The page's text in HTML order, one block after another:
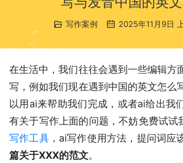
写作案例 2025年11月9日
在生活中，我们往往会遇到一些编辑方
写，例如我们现在遇到中国的英文怎么
以用ai来帮助我们完成，或者ai给出我
有关于写作上面的问题，不妨免费试试
写作工具，ai写作使用方法，提问词应
篇关于XXX的范文。